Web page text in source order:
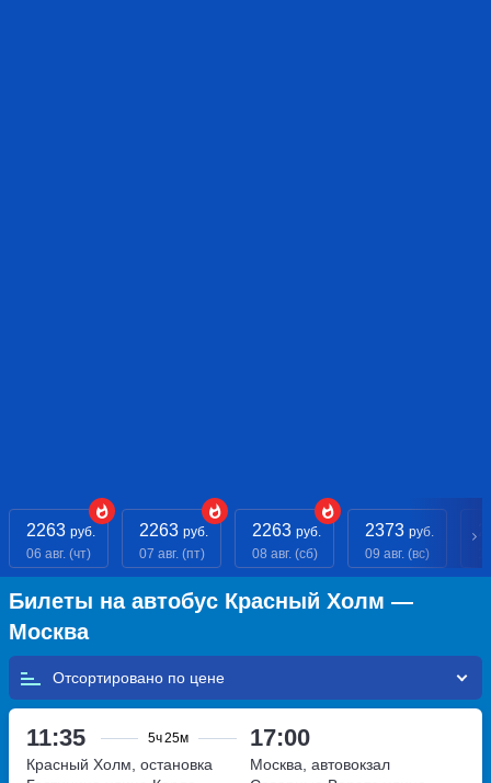
2263 руб.
06 авг. (чт)
2263 руб.
07 авг. (пт)
2263 руб.
08 авг. (сб)
2373 руб.
09 авг. (вс)
Билеты на автобус Красный Холм —
Москва
Отсортировано по
11:35 5ч25м 17:00
Красный Холм, остановка
Москва, автовокзал